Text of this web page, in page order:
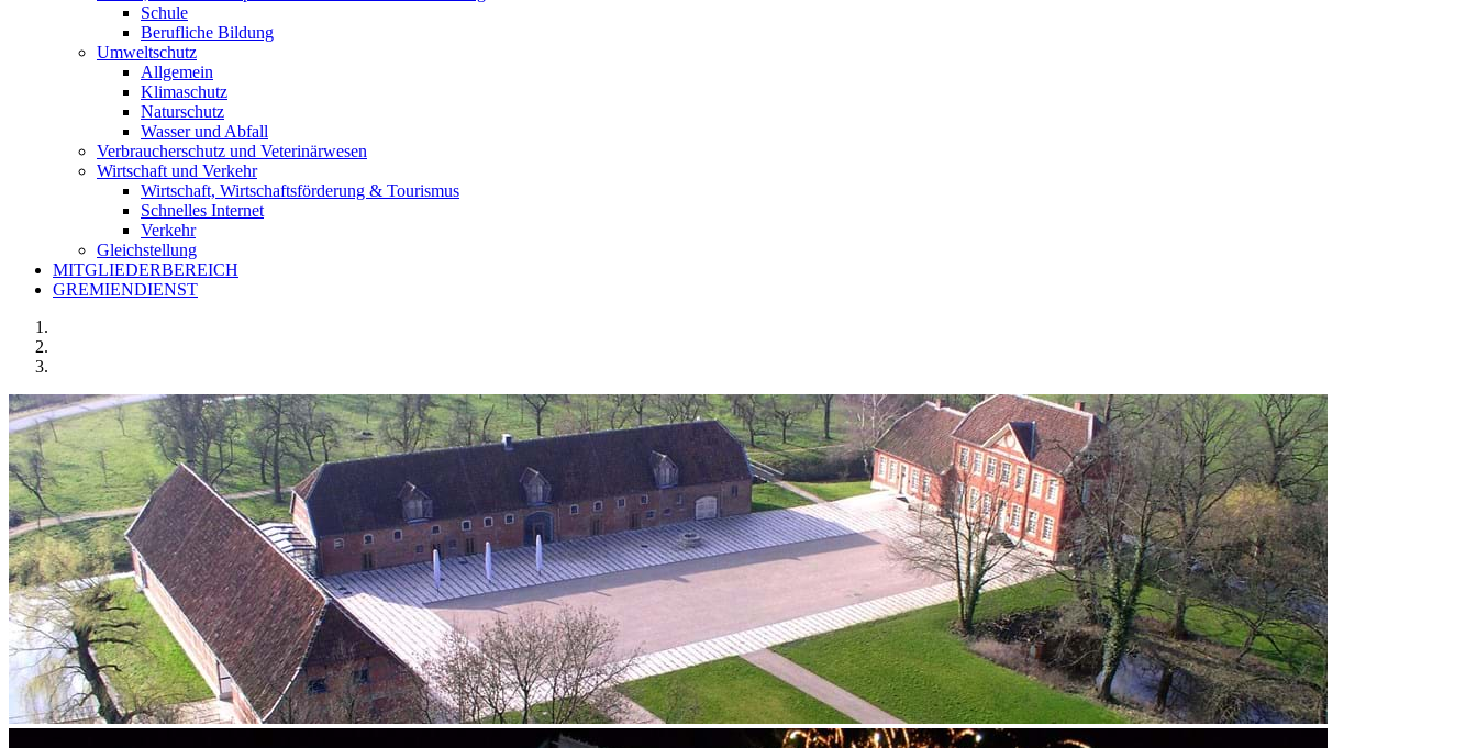
Schule
Berufliche Bildung
Umweltschutz
Allgemein
Klimaschutz
Naturschutz
Wasser und Abfall
Verbraucherschutz und Veterinärwesen
Wirtschaft und Verkehr
Wirtschaft, Wirtschaftsförderung & Tourismus
Schnelles Internet
Verkehr
Gleichstellung
MITGLIEDERBEREICH
GREMIENDIENST